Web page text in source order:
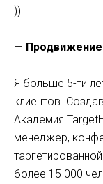
))
—
Я больше 5-ти
клиентов.
Академия
менеджер,
более 15 000